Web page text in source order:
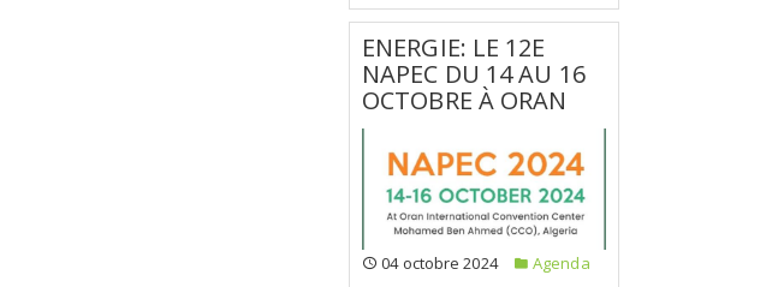
ENERGIE: LE 12E
NAPEC DU 14 AU 16
OCTOBRE À ORAN
04 octobre 2024
Agenda